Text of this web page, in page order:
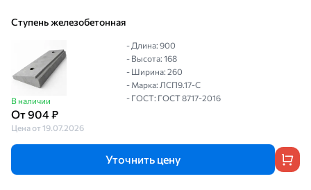
Ступень железобетонная
В наличии
От 904 ₽
Цена от 19.07.2026
- Длина: 900
- Высота: 168
- Ширина: 260
- Марка: ЛСП9.17-С
- ГОСТ: ГОСТ 8717-2016
Уточнить цену